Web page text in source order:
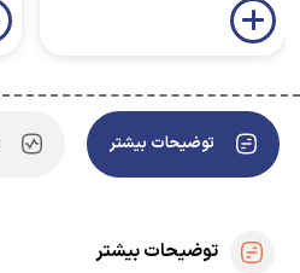
توضیحات بیشتر
توضیحات بیشتر